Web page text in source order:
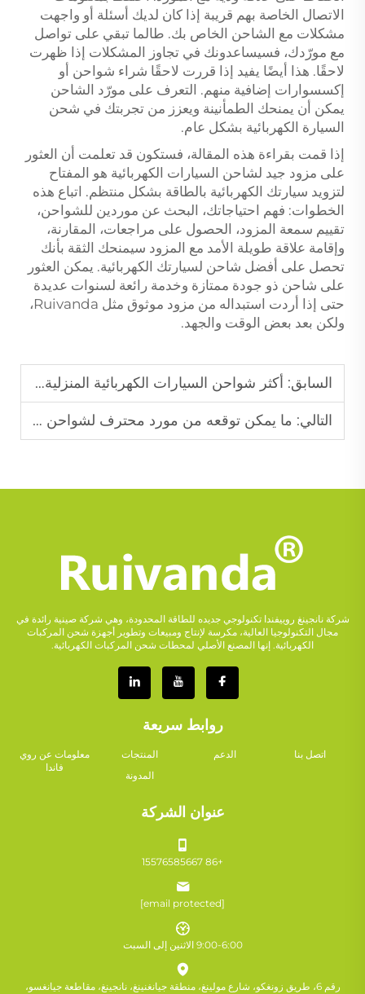
الاتصال الخاصة بهم قريبة إذا كان لديك أسئلة أو واجهت
مشكلات مع الشاحن الخاص بك. طالما تبقي على تواصل
مع مورّدك، فسيساعدونك في تجاوز المشكلات إذا ظهرت
لاحقًا. هذا أيضًا يفيد إذا قررت لاحقًا شراء شواحن أو
إكسسوارات إضافية منهم. التعرف على مورّد الشاحن
يمكن أن يمنحك الطمأنينة ويعزز من تجربتك في شحن
السيارة الكهربائية بشكل عام.
إذا قمت بقراءة هذه المقالة، فستكون قد تعلمت أن العثور
على مزود جيد لشاحن السيارات الكهربائية هو المفتاح
لتزويد سيارتك الكهربائية بالطاقة بشكل منتظم. اتباع هذه
الخطوات: فهم احتياجاتك، البحث عن موردين للشواحن،
تقييم سمعة المزود، الحصول على مراجعات، المقارنة،
وإقامة علاقة طويلة الأمد مع المزود سيمنحك الثقة بأنك
تحصل على أفضل شاحن لسيارتك الكهربائية. يمكن العثور
على شاحن ذو جودة ممتازة وخدمة رائعة لسنوات عديدة
حتى إذا أردت استبداله من مزود موثوق مثل Ruivanda،
ولكن بعد بعض الوقت والجهد.
السابق: أكثر شواحن السيارات الكهربائية المنزلية شيوعًا و توفيراً للمساحة في عام 2025
التالي: ما يمكن توقعه من مورد محترف لشواحن المركبات الكهربائية
شركة نانجينغ روييفندا تكنولوجي جديده للطاقة المحدودة، وهي شركة صينية رائدة في
مجال التكنولوجيا العالية، مكرسة لإنتاج ومبيعات وتطوير أجهزة شحن المركبات
الكهربائية. إنها المصنع الأصلي لمحطات شحن المركبات الكهربائية.
روابط سريعة
معلومات عن روي
فاندا
المنتجات الدعم
اتصل بنا
المدونة
عنوان الشركة
+86 15576585667
[email protected]
9:00-6:00 الاثنين إلى السبت
رقم 6، طريق زونغكو، شارع مولينغ، منطقة جيانغنينغ، نانجينغ، مقاطعة جيانغسو،